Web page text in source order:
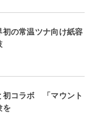
初の常温ツナ向け紙容
初コラボ 「マウント
を